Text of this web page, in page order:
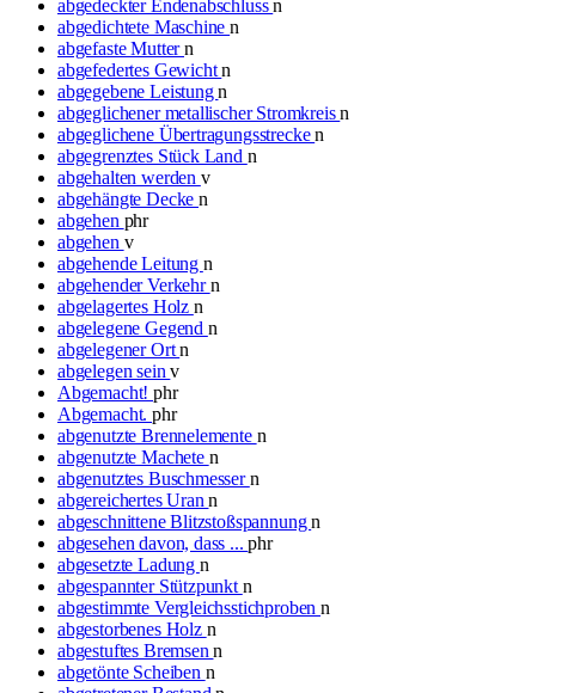
abgedeckter Endenabschlussn
abgedichtete Maschinen
abgefaste Muttern
abgefedertes Gewichtn
abgegebene Leistungn
abgeglichener metallischer Stromkreisn
abgeglichene Übertragungsstrecken
abgegrenztes Stück Land n
abgehalten werden v
abgehängte Decken
abgehen phr
abgehen v
abgehende Leitung n
abgehender Verkehrn
abgelagertes Holz n
abgelegene Gegend n
abgelegener Ortn
abgelegen seinv
Abgemacht!phr
Abgemacht.phr
abgenutzte Brennelemente n
abgenutzte Machete n
abgenutztes Buschmessern
abgereichertes Urann
abgeschnittene Blitzstoßspannungn
abgesehen davon, dass ...phr
abgesetzte Ladung n
abgespannter Stützpunkt n
abgestimmte Vergleichsstichprobenn
abgestorbenes Holz n
abgestuftes Bremsenn
abgetönte Scheiben n